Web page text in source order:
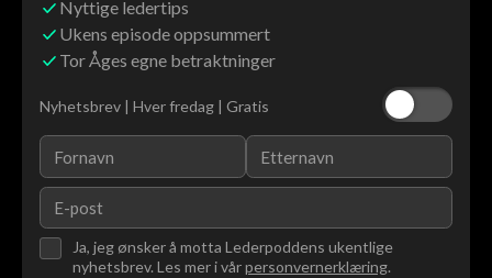
Nyttige ledertips
Ukens episode oppsummert
Tor Åges egne betraktninger
Nyhetsbrev | Hver fredag | Gratis
Ja, jeg ønsker å motta Lederpoddens ukentlige
nyhetsbrev. Les mer i vårpersonvernerklæring.